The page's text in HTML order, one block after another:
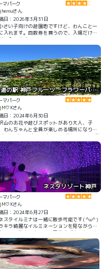
マパーク
hemuさん
日：2026年3月31日
さい子向けの遊園地ですけど、わんこと一
入れます。回数券を買うので、入場だけは
で入れます。
道の駅 神戸フルーツ・フラワーパーク大沢
マパーク
M♡Kさん
日：2024年6月30日
山のお花や遊びスポットがあり大人、子
わんちゃんと全員が楽しめる場所になりま
^ω^ ) ホテルもわんちゃん可能らしいので気
る🫣
ネスタリゾート神戸
マパーク
M♡Kさん
日：2024年6月27日
スタイルミナは一緒に散歩可能です( ^ω^ )
キラ綺麗なイルミネーションを見ながらわ
ちゃんと散歩できるのは最高すぎました\(//
#イルミネーション